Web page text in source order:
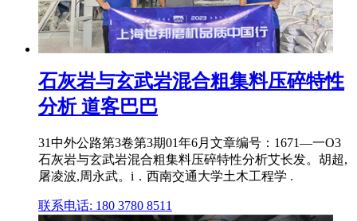
石灰岩与玄武岩混合粗集料压碎特性
分析 道客巴巴
31中外公路第3卷第3期01年6月文章编号：1671—一O3
石灰岩与玄武岩混合粗集料压碎特性分析艾长发。胡超,
屠凌波,周永武。i．西南交通大学土木工程学 .
联系电话: 180 3780 8511